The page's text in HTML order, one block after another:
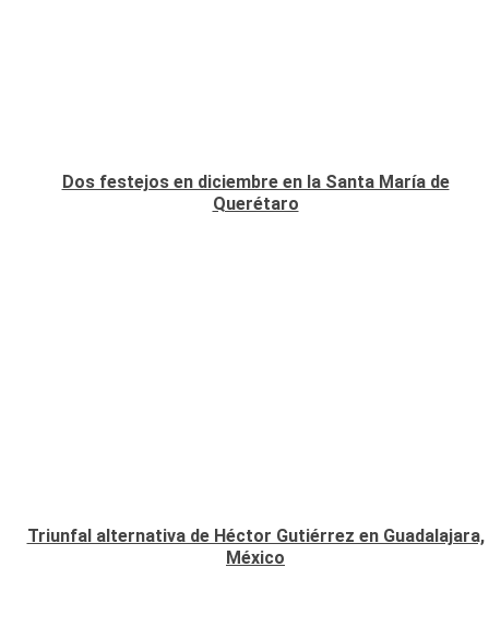
Dos festejos en diciembre en la Santa María de
Querétaro
Triunfal alternativa de Héctor Gutiérrez en Guadalajara,
México